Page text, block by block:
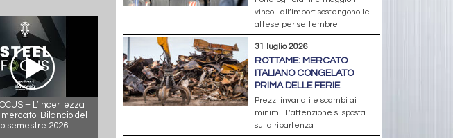
– L’incertezza
Bilancio del
semestre 2026
vincoli all’import sostengono le
attese per settembre
31 luglio 2026
ROTTAME: MERCATO
ITALIANO CONGELATO
PRIMA DELLE FERIE
Prezzi invariati e scambi ai
minimi. L’attenzione si sposta
sulla ripartenza